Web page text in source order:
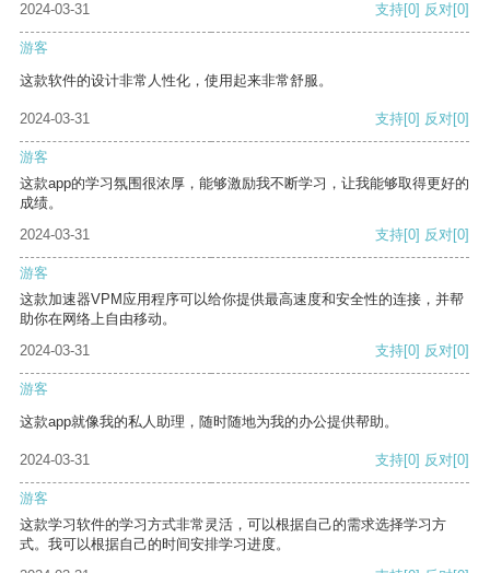
2024-03-31 支持[0] 反对[0]
游客
这款软件的设计非常人性化，使用起来非常舒服。
2024-03-31 支持[0] 反对[0]
游客
这款app的学习氛围很浓厚，能够激励我不断学习，让我能够取得更好的
成绩。
2024-03-31
支持[0] 反对[0]
游客
这款加速器VPM应用程序可以给你提供最高速度和安全性的连接，并帮
助你在网络上自由移动。
2024-03-31
支持[0] 反对[0]
游客
这款app就像我的私人助理，随时随地为我的办公提供帮助。
2024-03-31 支持[0] 反对[0]
游客
这款学习软件的学习方式非常灵活，可以根据自己的需求选择学习方
式。我可以根据自己的时间安排学习进度。